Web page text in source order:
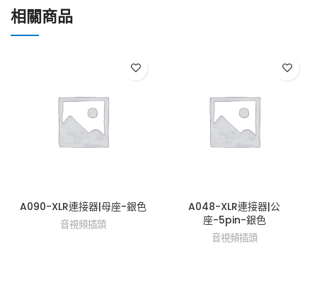
相關商品
A090-XLR連接器|母座-銀色
音視頻插頭
A048-XLR連接器|公
座-5pin-銀色
音視頻插頭